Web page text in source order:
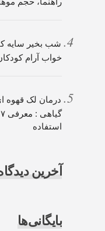
شب بخیر سایه
خواب آرام
درمان لک قهوه
استفاده
آخرین
بایگانی‌ها